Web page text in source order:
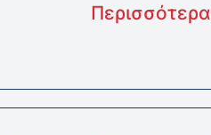
Περισσότερα